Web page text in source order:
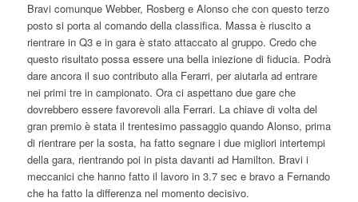
Bravi comunque Webber, Rosberg e Alonso che con questo terzo
posto si porta al comando della classifica. Massa è riuscito a
rientrare in Q3 e in gara è stato attaccato al gruppo. Credo che
questo risultato possa essere una bella iniezione di fiducia. Podrà
dare ancora il suo contributo alla Ferarri, per aiutarla ad entrare
nei primi tre in campionato. Ora ci aspettano due gare che
dovrebbero essere favorevoli alla Ferrari. La chiave di volta del
gran premio è stata il trentesimo passaggio quando Alonso, prima
di rientrare per la sosta, ha fatto segnare i due migliori intertempi
della gara, rientrando poi in pista davanti ad Hamilton. Bravi i
meccanici che hanno fatto il lavoro in 3.7 sec e bravo a Fernando
che ha fatto la differenza nel momento decisivo.